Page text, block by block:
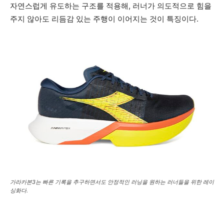
자연스럽게 유도하는 구조를 적용해, 러너가 의도적으로 힘을
주지 않아도 리듬감 있는 주행이 이어지는 것이 특징이다.
가라카본3는 빠른 기록을 추구하면서도 안정적인 러닝을 원하는 러너들을 위한 레이
싱화다.